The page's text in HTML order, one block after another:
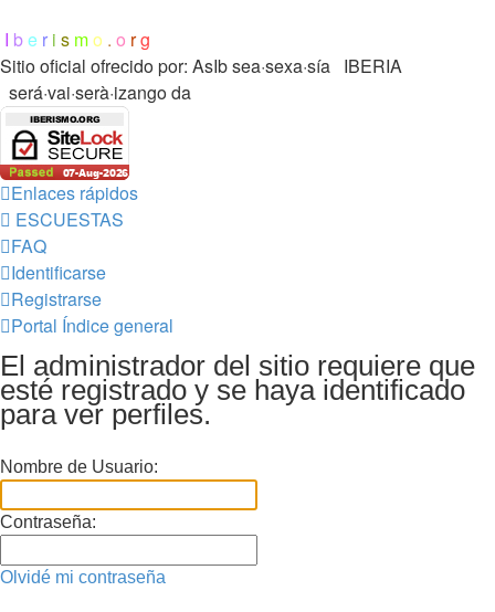
I be r i s mo . o rg
Sitio oficial ofrecido por: AsIbsea·sexa·sía IBERIA
será·vai·serà·izango da
Enlaces rápidos
ESCUESTAS
FAQ
Identificarse
Registrarse
Portal Índice general
El administrador del sitio requiere que
esté registrado y se haya identificado
para ver perfiles.
Nombre de Usuario:
Contraseña:
Olvidé mi contraseña